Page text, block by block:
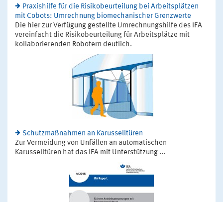
Praxishilfe für die Risikobeurteilung bei Arbeitsplätzen
mit Cobots: Umrechnung biomechanischer Grenzwerte
Die hier zur Verfügung gestellte Umrechnungshilfe des IFA
vereinfacht die Risikobeurteilung für Arbeitsplätze mit
kollaborierenden Robotern deutlich.
Schutzmaßnahmen an Karusselltüren
Zur Vermeidung von Unfällen an automatischen
Karusselltüren hat das IFA mit Unterstützung ...